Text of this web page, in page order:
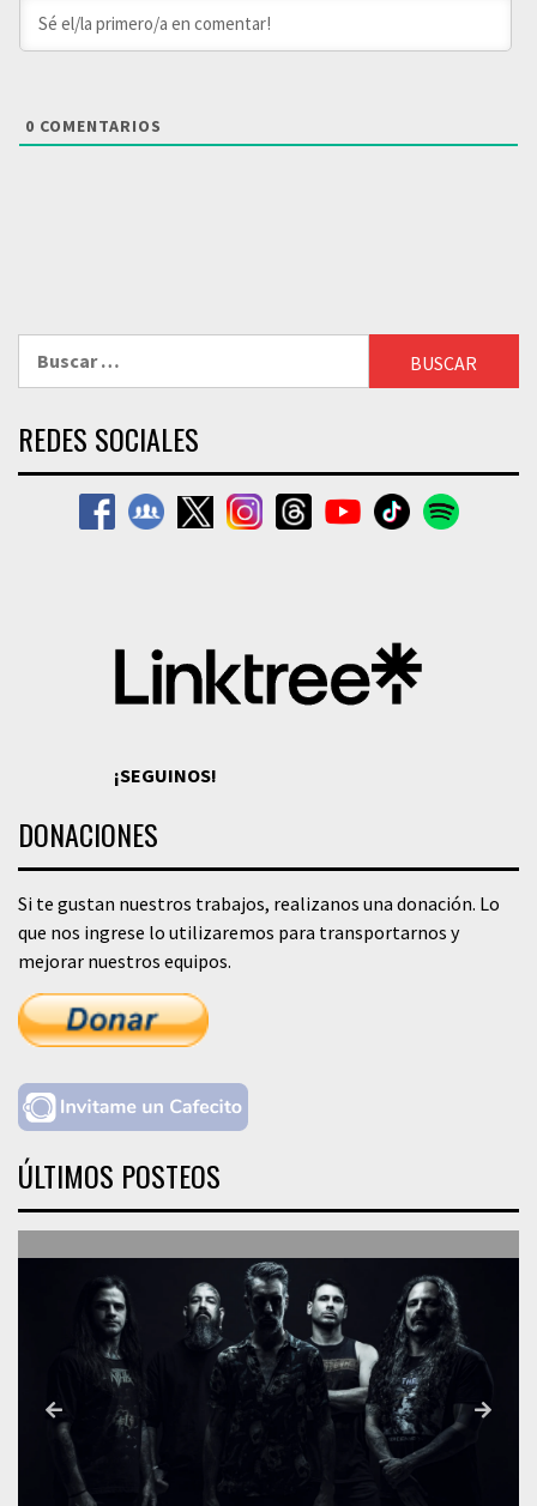
0 COMENTARIOS
REDES SOCIALES
¡SEGUINOS!
DONACIONES
Si te gustan nuestros trabajos, realizanos una donación. Lo
que nos ingrese lo utilizaremos para transportarnos y
mejorar nuestros equipos.
ÚLTIMOS POSTEOS